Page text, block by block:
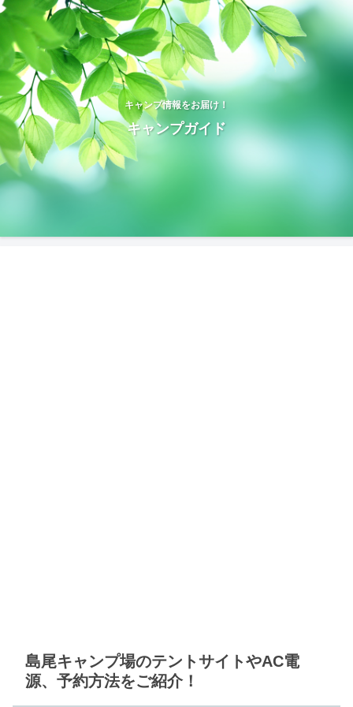
キャンプ情報をお届け！
キャンプガイド
島尾キャンプ場のテントサイトやAC電
源、予約方法をご紹介！